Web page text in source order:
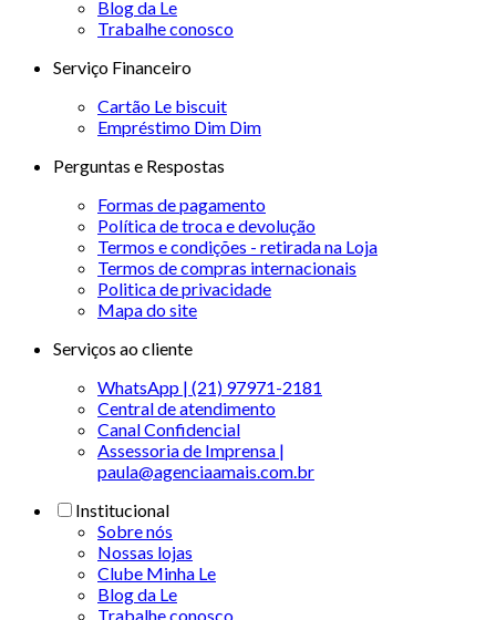
Blog da Le
Trabalhe conosco
Serviço Financeiro
Cartão Le biscuit
Empréstimo Dim Dim
Perguntas e Respostas
Formas de pagamento
Política de troca e devolução
Termos e condições - retirada na Loja
Termos de compras internacionais
Politica de privacidade
Mapa do site
Serviços ao cliente
WhatsApp | (21) 97971-2181
Central de atendimento
Canal Confidencial
Assessoria de Imprensa |
paula@agenciaamais.com.br
Institucional
Sobre nós
Nossas lojas
Clube Minha Le
Blog da Le
Trabalhe conosco